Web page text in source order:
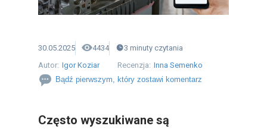
30.05.2025 4434 3 minuty czytania
Autor: Igor Koziar Recenzja: Inna Semenko
Bądź pierwszym, który zostawi komentarz
Często wyszukiwane są